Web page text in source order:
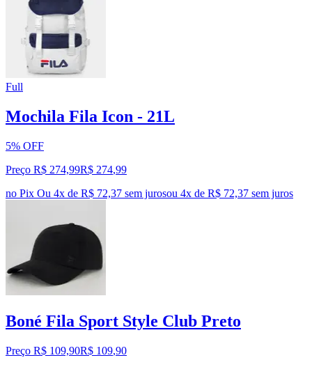
Full
Mochila Fila Icon - 21L
5% OFF
Preço R$ 274,99R$ 274,99
no Pix Ou 4x de R$ 72,37 sem jurosou 4x de R$ 72,37 sem juros
Boné Fila Sport Style Club Preto
Preço R$ 109,90R$ 109,90